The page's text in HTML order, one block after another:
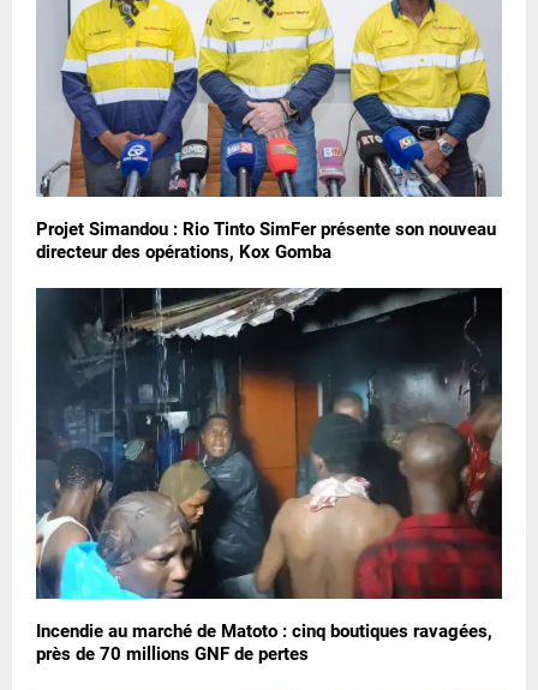
Projet Simandou : Rio Tinto SimFer présente son nouveau
directeur des opérations, Kox Gomba
Incendie au marché de Matoto : cinq boutiques ravagées,
près de 70 millions GNF de pertes